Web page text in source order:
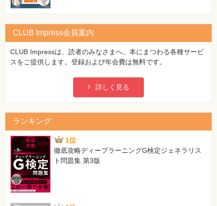
CLUB Impress会員案内
CLUB Impressは、読者のみなさまへ、本にまつわる各種サービ
スをご提供します。登録および年会費は無料です。
詳しく見る
ランキング
1位
徹底攻略ディープラーニングG検定ジェネラリス
ト問題集 第3版